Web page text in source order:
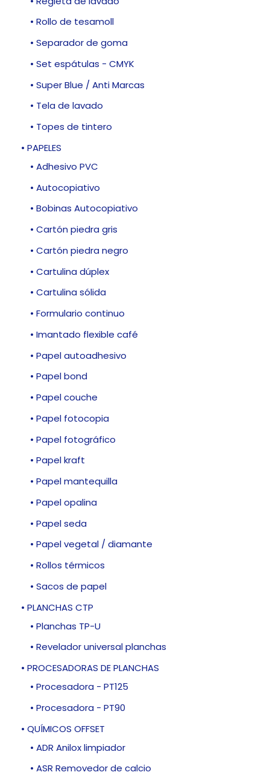
• Rollo de tesamoll
• Separador de goma
• Set espátulas - CMYK
• Super Blue / Anti Marcas
• Tela de lavado
• Topes de tintero
• PAPELES
• Adhesivo PVC
• Autocopiativo
• Bobinas Autocopiativo
• Cartón piedra gris
• Cartón piedra negro
• Cartulina dúplex
• Cartulina sólida
• Formulario continuo
• Imantado flexible café
• Papel autoadhesivo
• Papel bond
• Papel couche
• Papel fotocopia
• Papel fotográfico
• Papel kraft
• Papel mantequilla
• Papel opalina
• Papel seda
• Papel vegetal / diamante
• Rollos térmicos
• Sacos de papel
• PLANCHAS CTP
• Planchas TP-U
• Revelador universal planchas
• PROCESADORAS DE PLANCHAS
• Procesadora - PT125
• Procesadora - PT90
• QUÍMICOS OFFSET
• ADR Anilox limpiador
• ASR Removedor de calcio